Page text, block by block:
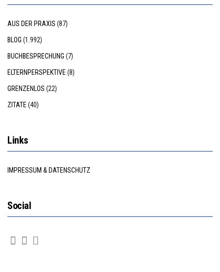
AUS DER PRAXIS (87)
BLOG (1.992)
BUCHBESPRECHUNG (7)
ELTERNPERSPEKTIVE (8)
GRENZENLOS (22)
ZITATE (40)
Links
IMPRESSUM & DATENSCHUTZ
Social